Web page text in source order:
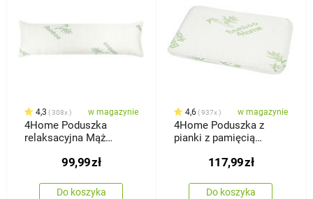
4,3 308x w magazynie
4Home Poduszka
relaksacyjna Mąż
pamięcią kształtu
99,99zł
Do koszyka
4,6 937x w magazynie
4Home Poduszka z
pianki z pamięcią
nieprofilowana, 40 x 60
117,99zł
Do koszyka